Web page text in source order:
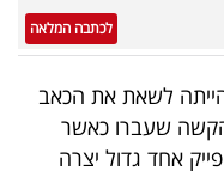
לכתבה המלאה
לשאת את הכאב
שעברו כאשר
אחד גדול יצרה